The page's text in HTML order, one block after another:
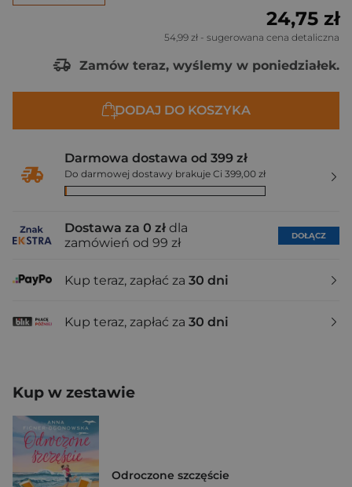
24,75 zł
54,99 zł - sugerowana cena detaliczna
Zamów teraz, wyślemy w poniedziałek.
DODAJ DO KOSZYKA
Darmowa dostawa od 399 zł
Do darmowej dostawy brakuje Ci 399,00 zł
Dostawa za 0 zł dla
zamówień od 99 zł
DOŁĄCZ
Kup teraz, zapłać za 30 dni
Kup teraz, zapłać za 30 dni
Kup w zestawie
Odroczone szczęście